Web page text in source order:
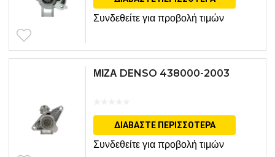
Συνδεθείτε για προβολή τιμών
ΜΙΖΑ DENSO 438000-2003
ΔΙΑΒΆΣΤΕ ΠΕΡΙΣΣΌΤΕΡΑ
Συνδεθείτε για προβολή τιμών